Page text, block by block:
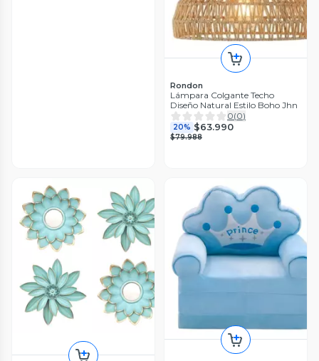
Rondon
Lámpara Colgante Techo
Diseño Natural Estilo Boho Jhn
0(0)
20% $63.990
$79.988